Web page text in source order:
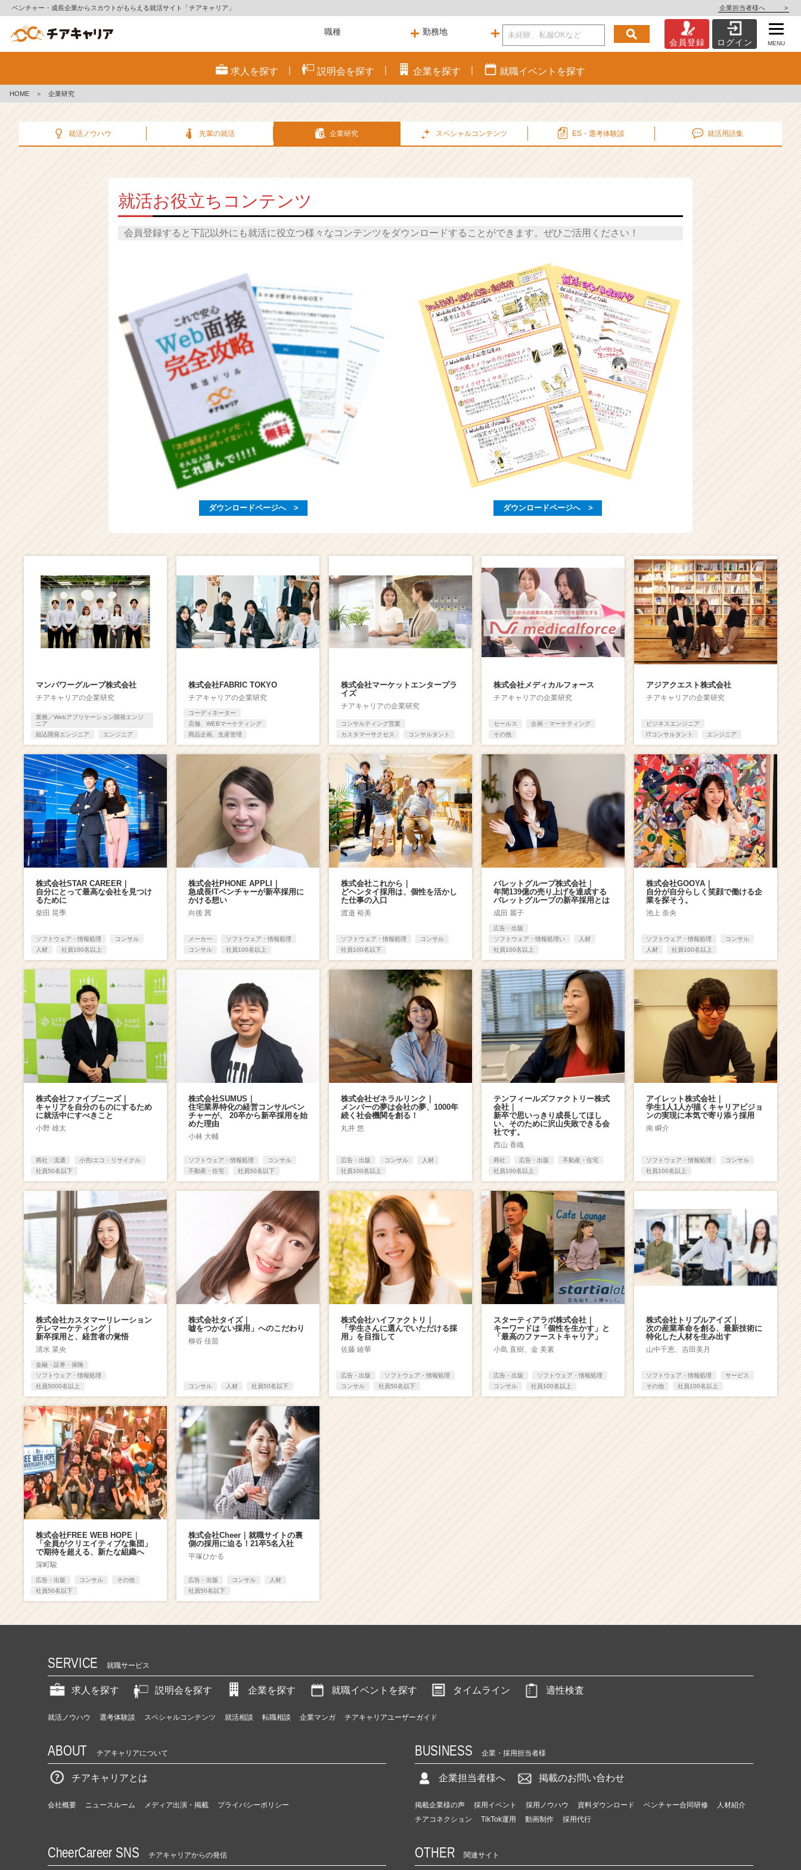
ベンチャー・成長企業からスカウトがもらえる就活サイト「チアキャリア」 企業担当者様へ >
究
ン
ャ
企
業
く
e
e
r）
会員登録 ログイン MENU
求人を探す 説明会を探す 企業を探す 就職イベント を探す
HOME ＞ 企業研究
就活ノウハウ 先輩の就活 企業研究 スペシャルコンテンツ ES・選考体験談 就活用語集
就活お役立ちコンテンツ
会員登録すると下記以外にも就活に役立つ様々なコンテンツをダウンロードすることができます。ぜひご活用ください！
ダウンロードページへ > ダウンロードページへ >
マンパワーグループ株式会社
チアキャリアの企業研究
業務／Webアプリケーション開発エンジ
ニア
組込開発エンジニア
エンジニア
株式会社FABRIC TOKYO
チアキャリアの企業研究
コーディネーター
店舗、WEBマーケティング
商品企画、生産管理
株式会社マーケットエンタープラ
イズ
チアキャリアの企業研究
コンサルティング営業
カスタマーサクセス
コンサルタント
株式会社メディカルフォース
チアキャリアの企業研究
セールス
企画・マーケティング
その他
アジアクエスト株式会社
チアキャリアの企業研究
ビジネスエンジニア
ITコンサルタント
エンジニア
株式会社STAR CAREER｜
自分にとって最高な会社を見つけ
るために
柴田 晃季
ソフトウェア・情報処理
コンサル
人材
社員100名以上
株式会社PHONE APPLI｜
急成長ITベンチャーが新卒採用に
かける想い
向後 茜
メーカー
ソフトウェア・情報処理
コンサル
社員100名以上
株式会社これから｜
どヘンタイ採用は、個性を活かし
た仕事の入口
渡邉 裕美
ソフトウェア・情報処理
コンサル
社員100名以下
バレットグループ株式会社｜
年間139億の売り上げを達成する
バレットグループの新卒採用とは
成田 麗子
広告・出版
ソフトウェア・情報処理い
人材
社員100名以上
株式会社GOOYA｜
自分が自分らしく笑顔で働ける企
業を探そう。
池上 奈央
ソフトウェア・情報処理
コンサル
人材
社員100名以上
株式会社ファイブニーズ｜
キャリアを自分のものにするため
に就活中にすべきこと
小野 雄太
商社・流通
小売/エコ・リサイクル
社員50名以下
株式会社SUMUS｜
住宅業界特化の経営コンサルベン
チャーが、 20卒から新卒採用を始
めた理由
小林 大輔
ソフトウェア・情報処理
コンサル
不動産・住宅
社員50名以下
株式会社ゼネラルリンク｜
メンバーの夢は会社の夢、1000年
続く社会機関を創る！
丸井 悠
広告・出版 コンサル
人材
社員100名以上
テンフィールズファクトリー株式
会社｜
新卒で思いっきり成長してほし
い、そのために沢山失敗できる会
社です。
西山 香織
商社 広告・出版
不動産・住宅
社員100名以上
アイレット株式会社｜
学生1人1人が描くキャリアビジョ
ンの実現に本気で寄り添う採用
南 瞬介
ソフトウェア・情報処理
コンサル
社員100名以上
株式会社カスタマーリレーション
テレマーケティング｜
新卒採用と、経営者の覚悟
清水 菜央
金融・証券・保険
ソフトウェア・情報処理
社員5000名以上
株式会社タイズ｜
嘘をつかない採用」へのこだわり
柳谷 佳苗
コンサル 人材 社員50名以下
株式会社ハイファクトリ｜
「学生さんに選んでいただける採
用」を目指して
佐藤 綾華
広告・出版
ソフトウェア・情報処理
コンサル
社員50名以下
スターティアラボ株式会社｜
キーワードは「個性を生かす」と
「最高のファーストキャリア」
小島 直樹、金 美素
広告・出版
ソフトウェア・情報処理
コンサル
社員100名以上
株式会社トリプルアイズ｜
次の産業革命を創る、最新技術に
特化した人材を生み出す
山中千恵、吉田美月
ソフトウェア・情報処理
サービス
その他
社員100名以上
株式会社FREE WEB HOPE｜
「全員がクリエイティブな集団」
で期待を超える、新たな組織へ
深町駿
広告・出版 コンサル
その他
社員50名以下
株式会社Cheer｜就職サイトの裏
側の採用に迫る！21卒5名入社
平塚ひかる
広告・出版 コンサル
人材
社員50名以下
SERVICE 就職サービス
求人を探す 説明会を探す 企業を探す 就職イベントを探す タイムライン 適性検査
就活ノウハウ 選考体験談 スペシャルコンテンツ 就活相談 転職相談 企業マンガ チアキャリアユーザーガイド
ABOUT チアキャリアについて
チアキャリアとは
会社概要 ニュースルーム メディア出演・掲載 プライバシーポリシー
BUSINESS 企業・採用担当者様
企業担当者様へ 掲載のお問い合わせ
掲載企業様の声 採用イベント 採用ノウハウ 資料ダウンロード ベンチャー合同研修
人材紹介
チアコネクション
TikTok運用 動画制作 採用代行
CheerCareer SNS チアキャリアからの発信 OTHER 関連サイト